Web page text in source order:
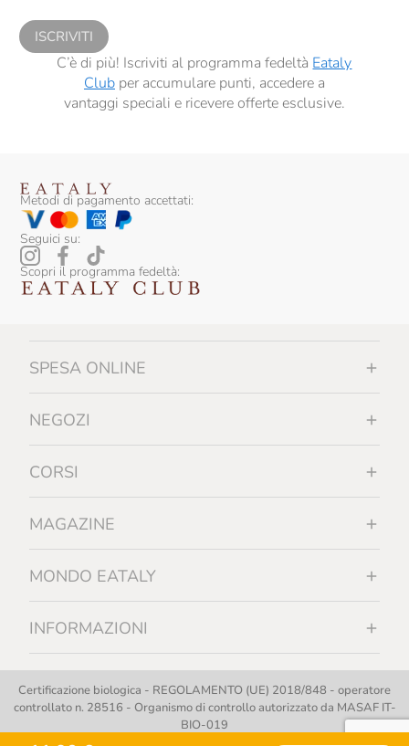
ISCRIVITI
C’è di più! Iscriviti al programma fedeltà Eataly
Clubper accumulare punti, accedere a
vantaggi speciali e ricevere offerte esclusive.
Metodi di pagamento accettati:
Seguici su:
Scopri il programma fedeltà:
SPESA ONLINE
NEGOZI
CORSI
MAGAZINE
MONDO EATALY
INFORMAZIONI
Certificazione biologica - REGOLAMENTO (UE) 2018/848 - operatore
controllato n. 28516 - Organismo di controllo autorizzato da MASAF IT-
BIO-019